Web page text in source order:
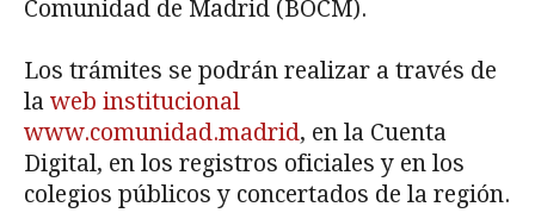
Comunidad de Madrid (BOCM).
Los trámites se podrán realizar a través de
la web institucional
www.comunidad.madrid, en la Cuenta
Digital, en los registros oficiales y en los
colegios públicos y concertados de la región.